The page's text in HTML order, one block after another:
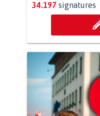
34.197 signatures